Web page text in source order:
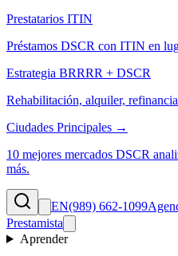
Prestatarios ITIN
Préstamos DSCR con ITIN en
Estrategia BRRRR + DSCR
Rehabilitación, alquiler,
Ciudades Principales →
10 mejores mercados DSCR
más.
EN(989) 662-1099
Prestamista
Aprender